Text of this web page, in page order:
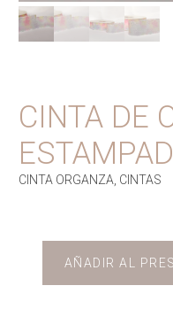
CINTA DE
CINTA ORGANZA CINTAS
AÑADIR AL